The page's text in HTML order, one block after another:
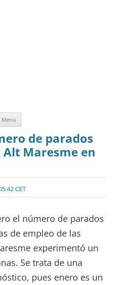
Menú
de parados
Maresme en
CET
el número de parados
de empleo de las
experimentó un
Se trata de una
pues enero es un